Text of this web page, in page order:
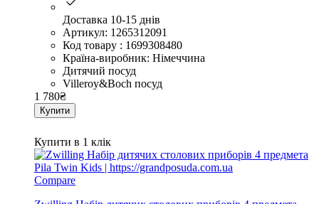
Доставка 10-15 днів
Артикул: 1265312091
Код товару : 1699308480
Країна-виробник: Німеччина
Дитячий посуд
Villeroy&Boch посуд
1 780₴
Купити
Купити в 1 клік
Compare